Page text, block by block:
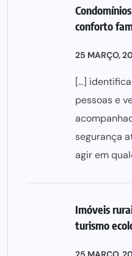
conforto
25 MARÇO,
[…]
pessoas e
segurança
agir em
Imóveis
turismo